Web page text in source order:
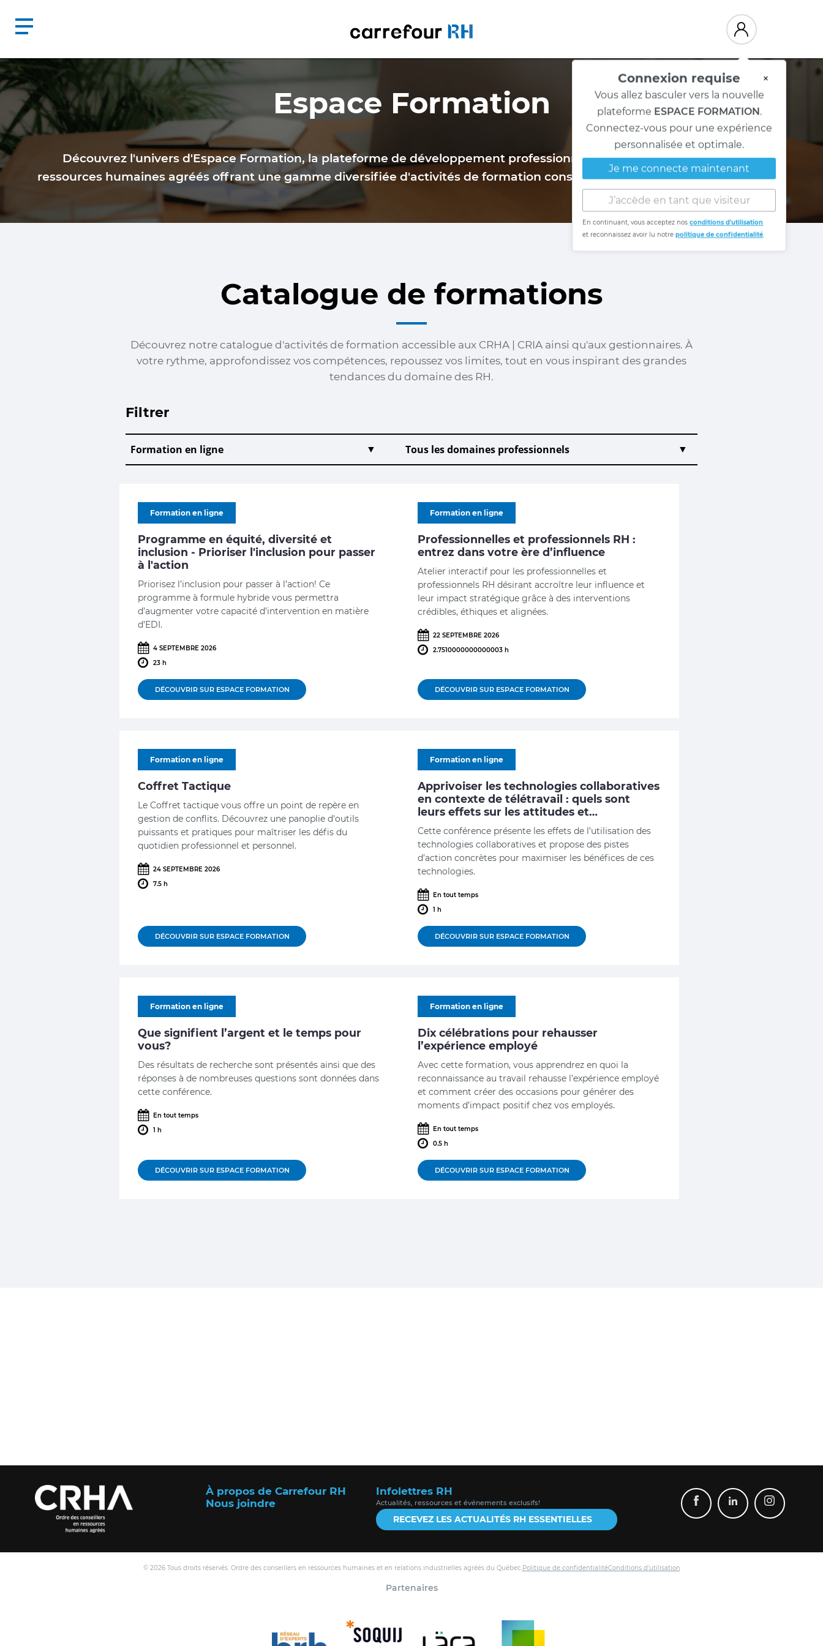
Connexion requise ×
Vous allez basculer vers la nouvelle
plateforme ESPACE FORMATION.
Connectez-vous pour une expérience
personnalisée et optimale.
Je me connecte maintenant
J’accède en tant que visiteur
En continuant, vous acceptez nosconditions d'utilisation
et reconnaissez avoir lu notrepolitique de confidentialité.
Espace Formation
Découvrez l'univers d'Espace Formation, la plateforme de développement professionnel de l’Ordre des conseillers en
ressources humaines agréés offrant une gamme diversifiée d'activités de formation consacrées au perfectionnement en RH.
Catalogue de formations
Découvrez notre catalogue d'activités de formation accessible aux CRHA | CRIA ainsi qu'aux gestionnaires. À
votre rythme, approfondissez vos compétences, repoussez vos limites, tout en vous inspirant des grandes
tendances du domaine des RH.
Filtrer
Formation en ligne
Programme en équité, diversité et
inclusion - Prioriser l'inclusion pour passer
à l'action
Priorisez l’inclusion pour passer à l’action! Ce
programme à formule hybride vous permettra
d’augmenter votre capacité d’intervention en matière
d’EDI.
4 SEPTEMBRE 2026
23 h
DÉCOUVRIR SUR ESPACE FORMATION
Formation en ligne
Professionnelles et professionnels RH :
entrez dans votre ère d’influence
Atelier interactif pour les professionnelles et
professionnels RH désirant accroître leur influence et
leur impact stratégique grâce à des interventions
crédibles, éthiques et alignées.
22 SEPTEMBRE 2026
2.7510000000000003 h
DÉCOUVRIR SUR ESPACE FORMATION
Formation en ligne
Coffret Tactique
Le Coffret tactique vous offre un point de repère en
gestion de conflits. Découvrez une panoplie d'outils
puissants et pratiques pour maîtriser les défis du
quotidien professionnel et personnel.
24 SEPTEMBRE 2026
7.5 h
DÉCOUVRIR SUR ESPACE FORMATION
Formation en ligne
Apprivoiser les technologies collaboratives
en contexte de télétravail : quels sont
leurs effets sur les attitudes et
comportements des individus
Cette conférence présente les effets de l’utilisation des
technologies collaboratives et propose des pistes
d’action concrètes pour maximiser les bénéfices de ces
technologies.
En tout temps
1 h
DÉCOUVRIR SUR ESPACE FORMATION
Formation en ligne
Que signifient l’argent et le temps pour
vous?
Des résultats de recherche sont présentés ainsi que des
réponses à de nombreuses questions sont données dans
cette conférence.
En tout temps
1 h
DÉCOUVRIR SUR ESPACE FORMATION
Formation en ligne
Dix célébrations pour rehausser
l’expérience employé
Avec cette formation, vous apprendrez en quoi la
reconnaissance au travail rehausse l’expérience employé
et comment créer des occasions pour générer des
moments d’impact positif chez vos employés.
En tout temps
0.5 h
DÉCOUVRIR SUR ESPACE FORMATION
À propos de Carrefour RH
Nous joindre
Infolettres RH
Actualités, ressources et événements exclusifs!
RECEVEZ LES ACTUALITÉS RH ESSENTIELLES
© 2026 Tous droits réservés. Ordre des conseillers en ressources humaines et en relations industrielles agréés du Québec.Politique de confidentialitéConditions d'utilisation
Partenaires